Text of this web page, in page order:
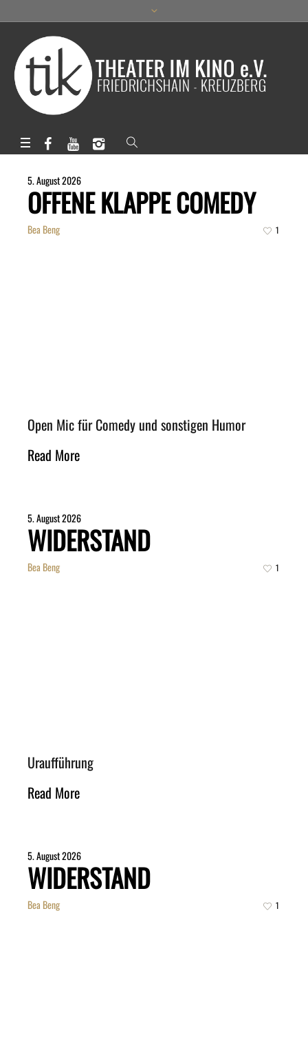
5. August 2026
OFFENE KLAPPE COMEDY
Bea Beng 1
Open Mic für Comedy und sonstigen Humor
Read More
5. August 2026
WIDERSTAND
Bea Beng 1
Uraufführung
Read More
5. August 2026
WIDERSTAND
Bea Beng 1